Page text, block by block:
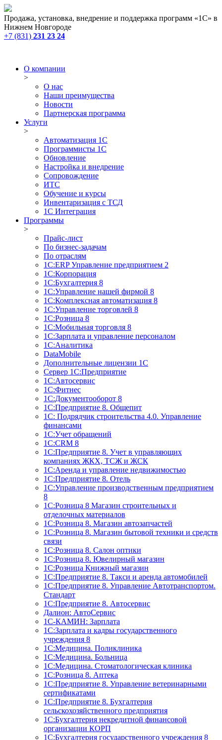
Продажа, установка, внедрение и поддержка программ «1С» в
Нижнем Новгороде
+7 (831) 231 23 24
О компании
>
О нас
Наши преимущества
Новости
Партнерская программа
Услуги
>
Автоматизация 1С
Программисты 1С
Обновление
Настройка и внедрение
Сопровождение
ИТС
Обучение и курсы
Инвентаризация с ТСД
1С Интеграция
Программы
>
Прайс-лист
По бизнес-задачам
По отраслям
1C:ERP Управление предприятием 2
1С:Корпорация
1С:Бухгалтерия 8
1С:Управление нашей фирмой 8
1С:Комплексная автоматизация 8
1С:Управление торговлей 8
1С:Розница 8
1С:Мобильная торговля 8
1С:Зарплата и управление персоналом
1С:Аналитика
DataMobile
Дополнительные лицензии 1С
Сервер 1С:Предприятие
1С:Автосервис
1С:Фитнес
1С:Документооборот 8
1С:Предприятие 8. Общепит
1С: Подрядчик строительства 4.0. Управление
финансами
1С:Учет обращений
1C:CRM 8
1С:Предприятие 8. Учет в управляющих
компаниях ЖКХ, ТСЖ и ЖСК
1С:Аренда и управление недвижимостью
1С:Предприятие 8. Отель
1C:Управление производственным предприятием
8
1С:Розница 8 Магазин строительных и
отделочных материалов
1С:Розница 8. Магазин автозапчастей
1С:Розница 8. Магазин бытовой техники и средств
связи
1С:Розница 8. Салон оптики
1С:Розница 8. Ювелирный магазин
1С:Розница Книжный магазин
1C:Предприятие 8. Такси и аренда автомобилей
1С:Предприятие 8. Управление Автотранспортом.
Стандарт
1C:Предприятие 8. Автосервис
Далион: АвтоСервис
1С-КАМИН: Зарплата
1С:Зарплата и кадры государственного
учреждения 8
1С:Медицина. Поликлиника
1С:Медицина. Больница
1С:Медицина. Стоматологическая клиника
1С:Розница 8. Аптека
1C:Предприятие 8. Управление ветеринарными
сертификатами
1С:Предприятие 8. Бухгалтерия
сельскохозяйственного предприятия
1C:Бухгалтерия некредитной финансовой
организации КОРП
1С:Бухгалтерия государственного учреждения 8